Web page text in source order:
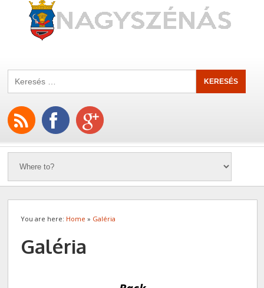
You are here: Home » Galéria
Galéria